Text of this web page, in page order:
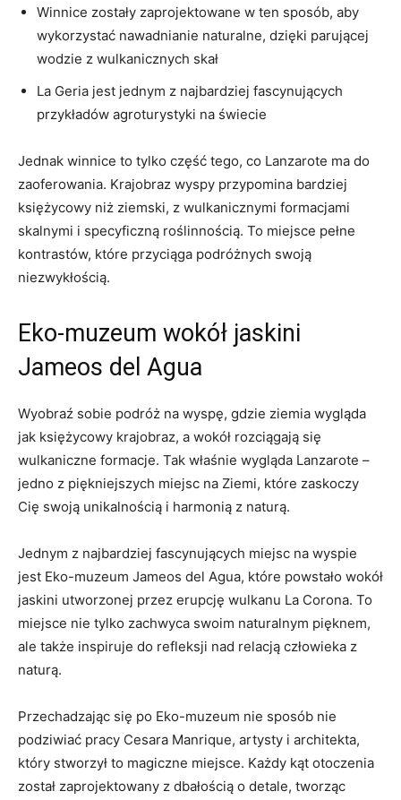
Winnice zostały zaprojektowane w ten sposób, aby
wykorzystać nawadnianie naturalne, dzięki parującej
wodzie z wulkanicznych skał
La Geria jest jednym z najbardziej fascynujących
przykładów agroturystyki na świecie
Jednak winnice to tylko część tego, co Lanzarote ma do
zaoferowania. Krajobraz wyspy przypomina bardziej
księżycowy niż ziemski, z wulkanicznymi formacjami
skalnymi i specyficzną roślinnością. To miejsce pełne
kontrastów, które przyciąga podróżnych swoją
niezwykłością.
Eko-muzeum wokół jaskini
Jameos del Agua
Wyobraź sobie podróż na wyspę, gdzie ziemia wygląda
jak księżycowy krajobraz, a wokół rozciągają się
wulkaniczne formacje. Tak właśnie wygląda Lanzarote –
jedno z piękniejszych miejsc na Ziemi, które zaskoczy
Cię swoją unikalnością i harmonią z naturą.
Jednym z najbardziej fascynujących miejsc na wyspie
jest Eko-muzeum Jameos del Agua, które powstało wokół
jaskini utworzonej przez erupcję wulkanu La Corona. To
miejsce nie tylko zachwyca swoim naturalnym pięknem,
ale także inspiruje do refleksji nad relacją człowieka z
naturą.
Przechadzając się po Eko-muzeum nie sposób nie
podziwiać pracy Cesara Manrique, artysty i architekta,
który stworzył to magiczne miejsce. Każdy kąt otoczenia
został zaprojektowany z dbałością o detale, tworząc